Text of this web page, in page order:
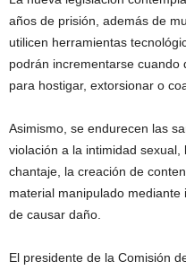
años de prisión, además de
utilicen herramientas
podrán incrementarse
para hostigar, extorsionar o
Asimismo, se endurecen las
violación a la intimidad
chantaje, la creación de
material manipulado
de causar daño.
El presidente de la Comisión